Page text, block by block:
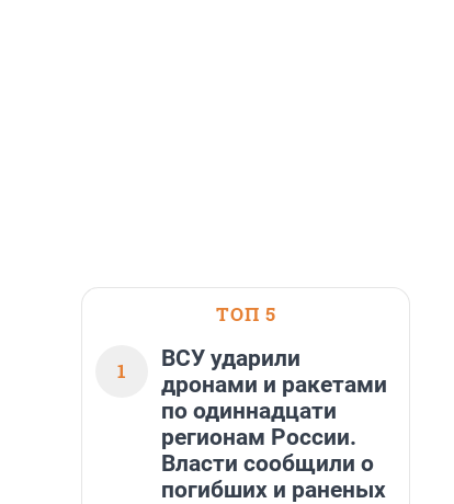
ТОП 5
1
ВСУ ударили
дронами и ракетами
по одиннадцати
регионам России.
Власти сообщили о
погибших и раненых